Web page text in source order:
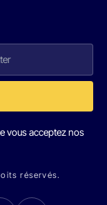
vous acceptez nos
réservés.